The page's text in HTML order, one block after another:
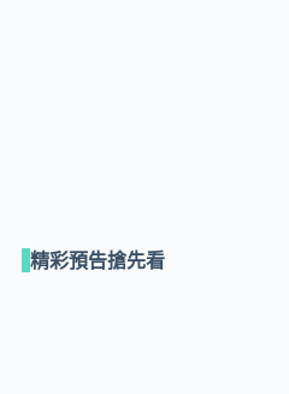
精彩預告搶先看